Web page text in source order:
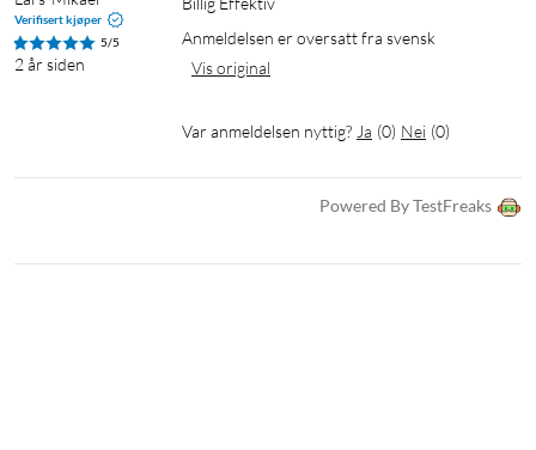
Verifisert kjøper
5/5
2 år siden
Anmeldelsen er oversatt fra svensk
Vis original
Var anmeldelsen nyttig? Ja (0) Nei (0)
Powered By TestFreaks